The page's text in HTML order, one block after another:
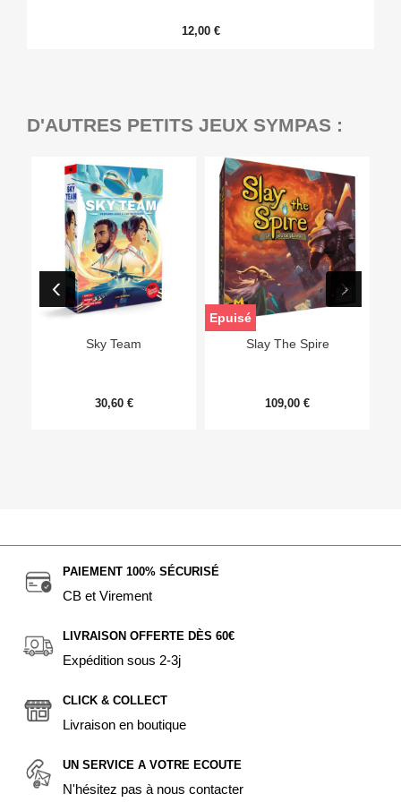
12,00 €
D'AUTRES PETITS JEUX SYMPAS :
Sky Team
30,60 €
Slay The Spire
109,00 €
Epuisé
PAIEMENT 100% SÉCURISÉ
CB et Virement
LIVRAISON OFFERTE DÈS 60€
Expédition sous 2-3j
CLICK & COLLECT
Livraison en boutique
UN SERVICE A VOTRE ECOUTE
N'hésitez pas à nous contacter